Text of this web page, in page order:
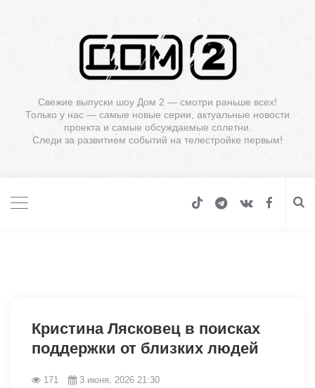
Свежие выпуски шоу Дом 2 — смотри раньше всех!
Только у нас — самые новые серии, актуальные новости
проекта и самые обсуждаемые сплетни.
Следи за развитием событий на телестройке первым!
Кристина Лясковец в поисках
поддержки от близких людей
171 3 июня, 2026 21:30